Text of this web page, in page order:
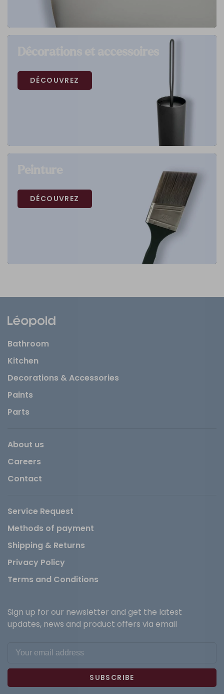
DÉCOUVREZ
DÉCOUVREZ
Bathroom
Kitchen
Decorations & Accessories
Paints
Parts
About us
Careers
Contact
Service Request
Methods of payment
Shipping & Returns
Privacy Policy
Terms and Conditions
Sign up for our newsletter and get the latest
updates, news and product offers via email
SUBSCRIBE